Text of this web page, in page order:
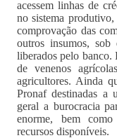
acessem linhas de
no sistema produtivo,
comprovação das
outros insumos,
liberados pelo banco.
de venenos
agricultores. Ainda
Pronaf destinadas a
geral a burocracia
enorme, bem
recursos disponíveis.